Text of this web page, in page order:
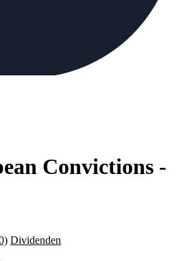
Convictions -
Dividenden